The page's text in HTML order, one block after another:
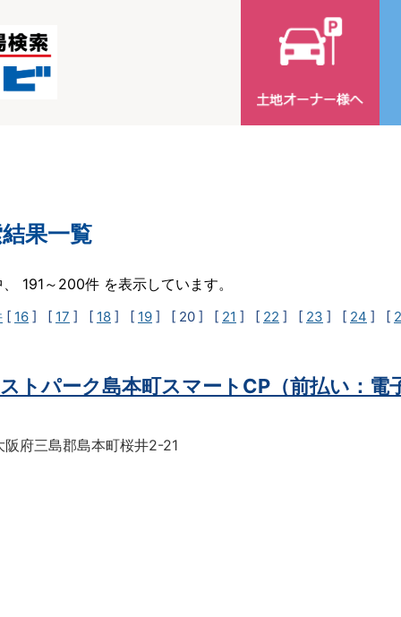
果一覧
191～200件 を表示しています。
[ 16 ] [ 17 ] [ 18 ] [ 19 ] [ 20 ] [ 21 ] [ 22 ] [ 23 ] [ 24 ] [
ストパーク島本町スマートCP（前払い：電
阪府三島郡島本町桜井2-21